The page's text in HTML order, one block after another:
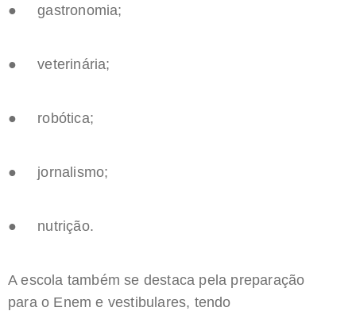
● gastronomia;
● veterinária;
● robótica;
● jornalismo;
● nutrição.
A escola também se destaca pela preparação
para o Enem e vestibulares, tendo